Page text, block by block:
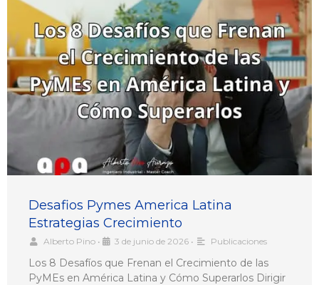
Desafios Pymes America Latina
Estrategias Crecimiento
Alberto Pino • 3 de junio de 2026 • Publicaciones
Los 8 Desafíos que Frenan el Crecimiento de las
PyMEs en América Latina y Cómo Superarlos Dirigir